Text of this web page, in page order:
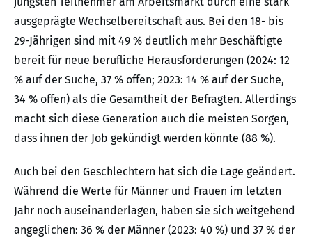
ausgeprägte Wechselbereitschaft aus. Bei den 18- bis
29-Jährigen sind mit 49 % deutlich mehr Beschäftigte
bereit für neue berufliche Herausforderungen (2024: 12
% auf der Suche, 37 % offen; 2023: 14 % auf der Suche,
34 % offen) als die Gesamtheit der Befragten. Allerdings
macht sich diese Generation auch die meisten Sorgen,
dass ihnen der Job gekündigt werden könnte (88 %).
Auch bei den Geschlechtern hat sich die Lage geändert.
Während die Werte für Männer und Frauen im letzten
Jahr noch auseinanderlagen, haben sie sich weitgehend
angeglichen: 36 % der Männer (2023: 40 %) und 37 % der